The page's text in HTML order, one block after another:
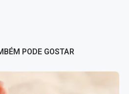
PODE GOSTAR